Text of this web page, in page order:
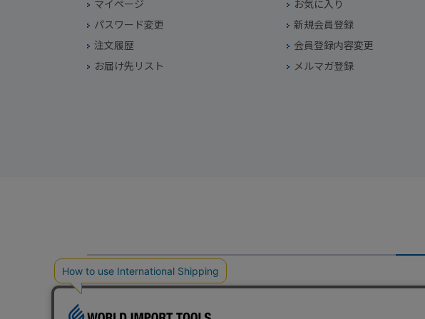
マイページ
お気に入り
パスワード変更
新規会員登録
注文履歴
会員登録内容変更
お届け先リスト
メルマガ登録